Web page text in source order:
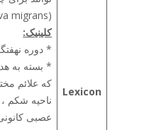
Lexicon
(larva migrans).
کلینیک:
* دوره
* بسته به
که علائم
ناحیه شکم ،